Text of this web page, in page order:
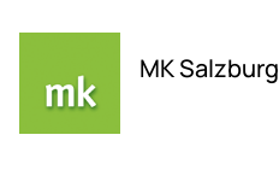
MK Salzburg